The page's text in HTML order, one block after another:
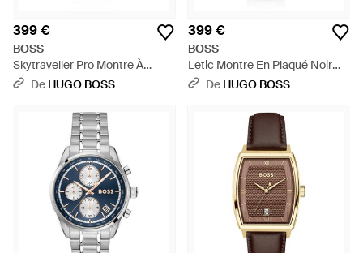
399 €
BOSS
Skytraveller Pro Montre À
Cadran Vert Et Verre Saphir -
De HUGO BOSS
399 €
BOSS
Letic Montre En Plaqué Noir
Avec Cadran Bleu - Multicolore
De HUGO BOSS